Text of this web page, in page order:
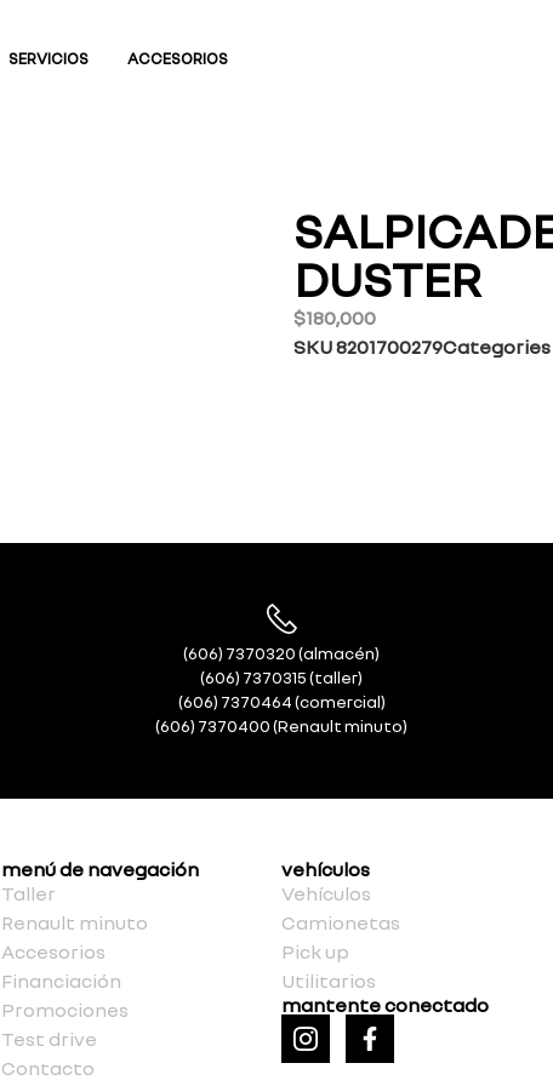
SERVICIOS ACCESORIOS
DUSTER
$180,000
SKU8201700279Categories
(606) 7370320 (almacén)
(606) 7370315 (taller)
(606) 7370464 (comercial)
(606) 7370400 (Renault minuto)
menú de navegación
Taller
Renault minuto
Accesorios
Financiación
Promociones
Test drive
Contacto
vehículos
Vehículos
Camionetas
Pick up
Utilitarios
mantente conectado